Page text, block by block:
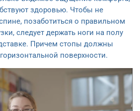
здоровью. Чтобы не
позаботиться о правильном
следует держать ноги на полу
Причем стопы должны
поверхности.